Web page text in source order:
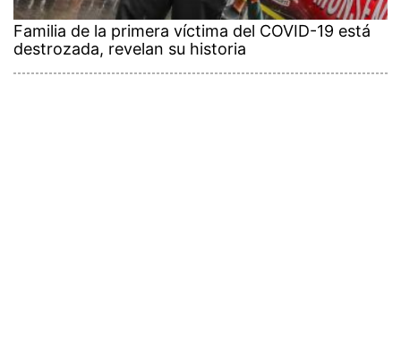
Familia de la primera víctima del COVID-19 está
destrozada, revelan su historia